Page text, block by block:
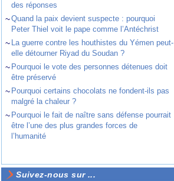
des réponses
~Quand la paix devient suspecte : pourquoi
Peter Thiel voit le pape comme l’Antéchrist
~ La guerre contre les houthistes du Yémen peut-
elle détourner Riyad du Soudan ?
~ Pourquoi le vote des personnes détenues doit
être préservé
~ Pourquoi certains chocolats ne fondent-ils pas
malgré la chaleur ?
~ Pourquoi le fait de naître sans défense pourrait
être l’une des plus grandes forces de
l’humanité
Suivez-nous sur ...